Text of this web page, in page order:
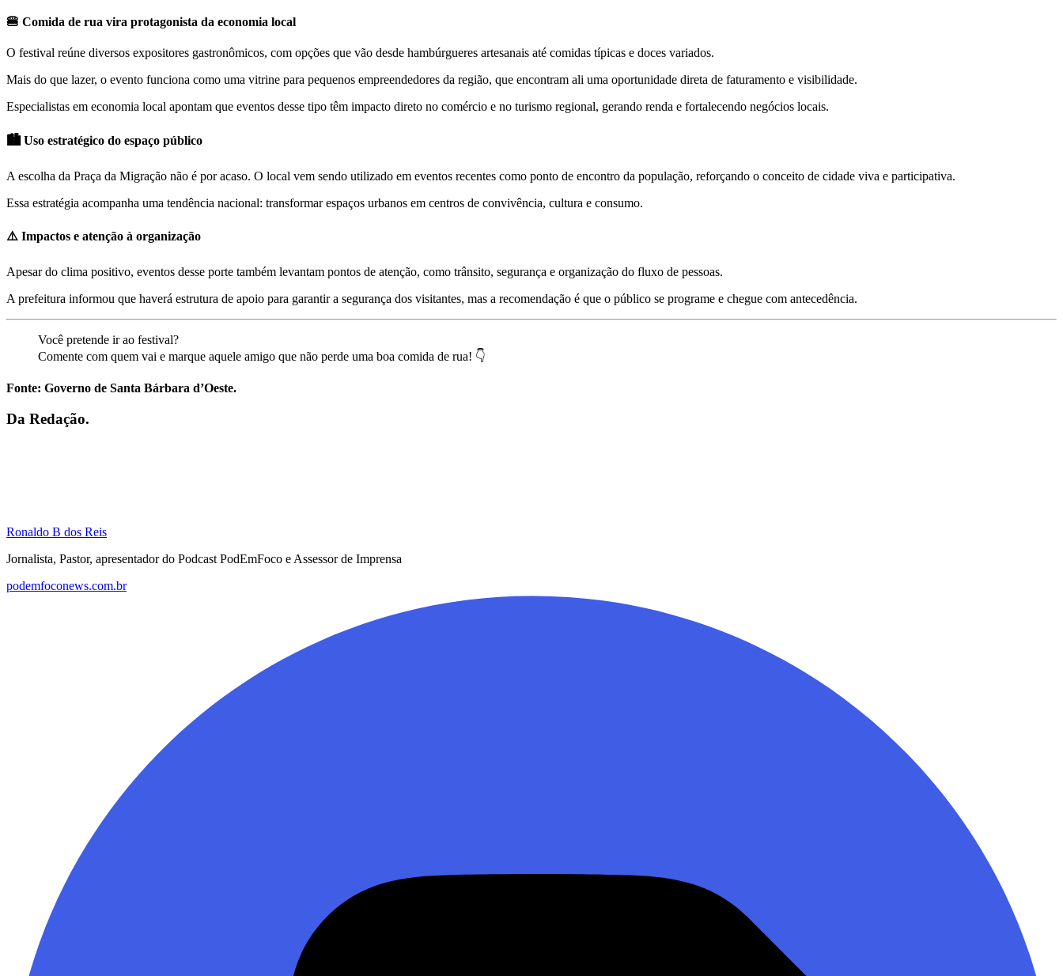
🍔 Comida de rua vira protagonista da economia local
O festival reúne diversos expositores gastronômicos, com opções que vão desde hambúrgueres artesanais até comidas típicas e doces variados.
Mais do que lazer, o evento funciona como uma vitrine para pequenos empreendedores da região, que encontram ali uma oportunidade direta de faturamento e visibilidade.
Especialistas em economia local apontam que eventos desse tipo têm impacto direto no comércio e no turismo regional, gerando renda e fortalecendo negócios locais.
🏙️ Uso estratégico do espaço público
A escolha da Praça da Migração não é por acaso. O local vem sendo utilizado em eventos recentes como ponto de encontro da população, reforçando o conceito de cidade viva e participativa.
Essa estratégia acompanha uma tendência nacional: transformar espaços urbanos em centros de convivência, cultura e consumo.
⚠️ Impactos e atenção à organização
Apesar do clima positivo, eventos desse porte também levantam pontos de atenção, como trânsito, segurança e organização do fluxo de pessoas.
A prefeitura informou que haverá estrutura de apoio para garantir a segurança dos visitantes, mas a recomendação é que o público se programe e chegue com antecedência.
Você pretende ir ao festival?
Comente com quem vai e marque aquele amigo que não perde uma boa comida de rua! 👇
Fonte: Governo de Santa Bárbara d’Oeste.
Da Redação.
Ronaldo B dos Reis
Jornalista, Pastor, apresentador do Podcast PodEmFoco e Assessor de Imprensa
podemfoconews.com.br